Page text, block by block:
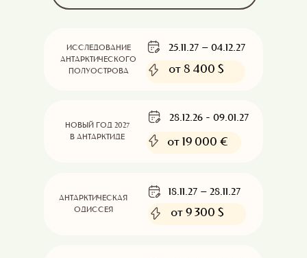
ИССЛЕДОВАНИЕ
АНТАРКТИЧЕСКОГО
ПОЛУОСТРОВА
НОВЫЙ ГОД 2027
В АНТАРКТИДЕ
АНТАРКТИЧЕСКАЯ
ОДИССЕЯ
25.11.27 – 04.12.27
от 8 400 $
28.12.26 - 09.01.27
от 19 000 €
18.11.27 – 28.11.27
от9 300 $